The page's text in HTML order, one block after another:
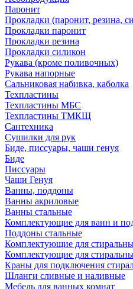
Паронит
Прокладки (паронит, резина,
Прокладки паронит
Прокладки резина
Прокладки силикон
Рукава (кроме поливочных)
Рукава напорные
Сальниковая набивка, каболка
Техпластины
Техпластины МБС
Техпластины ТМКЩ
Сантехника
Сушилки для рук
Биде, писсуары, чаши генуя
Биде
Писсуары
Чаши Генуя
Ванны, поддоны
Ванны акриловые
Ванны стальные
Комплектующие для ванн и
Поддоны стальные
Комплектующие для
Комплектующие для
Краны для подключения
Шланги сливные и наливные
Мебель для ванных комнат